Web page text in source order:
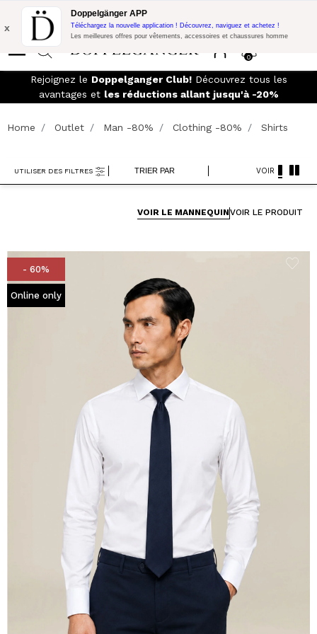
Promo Flash: 10% de réduction supplémentaire sur 300€ d'achat
avec le code:
0
x
Doppelgänger APP
Téléchargez la nouvelle application ! Découvrez, naviguez et achetez !
Les meilleures offres pour vêtements, accessoires et chaussures homme
LIVRAISON GRATUITE- Pour les commandes supérieures à
199,90€ et retours faciles
Home Outlet Man -80% Clothing -80% Shirts
TRIER PAR
UTILISER DES FILTRES VOIR
VOIR LE MANNEQUINVOIR LE PRODUIT
- 60%
Online only